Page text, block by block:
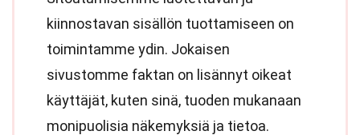
kiinnostavan sisällön tuottamiseen on
toimintamme ydin. Jokaisen
sivustomme faktan on lisännyt oikeat
käyttäjät, kuten sinä, tuoden mukanaan
monipuolisia näkemyksiä ja tietoa.